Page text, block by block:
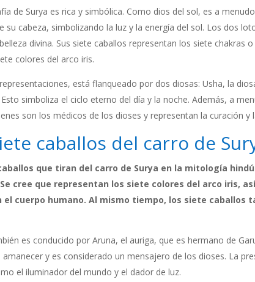
de Surya es rica y simbólica. Como dios del sol, es a
su cabeza, simbolizando la luz y la energía del sol. Los dos
divina. Sus siete caballos representan los siete chakras
colores del arco iris.
está flanqueado por dos diosas: Usha, la
simboliza el ciclo eterno del día y la noche. Además, a
son los médicos de los dioses y representan la curación y
caballos del carro de
que tiran del carro de Surya en la mitología
cree que representan los siete colores del arco iris,
el cuerpo humano. Al mismo tiempo, los siete caballos
es conducido por Aruna, el auriga, que es hermano de
amanecer y es considerado un mensajero de los dioses. La
el iluminador del mundo y el dador de luz.